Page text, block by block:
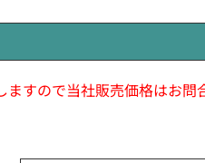
すので当社販売価格はお問